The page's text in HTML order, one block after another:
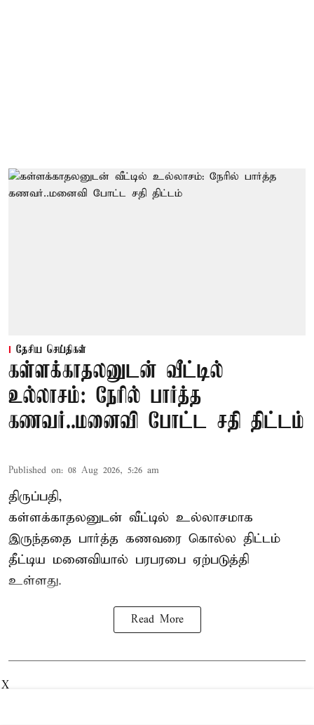
தேசிய செய்திகள்
கள்ளக்காதலனுடன் வீட்டில்
உல்லாசம்: நேரில் பார்த்த
கணவர்..மனைவி போட்ட சதி திட்டம்
Published on: 08 Aug 2026, 5:26 am
திருப்பதி,
கள்ளக்காதலனுடன் வீட்டில் உல்லாசமாக
இருந்ததை பார்த்த கணவரை கொல்ல திட்டம்
தீட்டிய மனைவியால் பரபரபை ஏற்படுத்தி
உள்ளது.
Read More
X